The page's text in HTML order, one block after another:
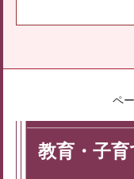
ペ
教育・子